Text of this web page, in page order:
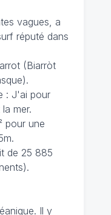
vagues, a
réputé dans
(Biarròt
: J'ai pour
mer.
pour une
de 25 885
Il y